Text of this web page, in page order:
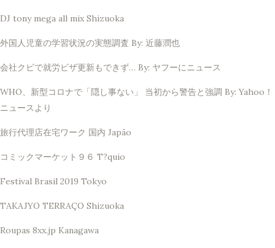
DJ tony mega all mix Shizuoka
外国人児童の学習状況の実態調査 By: 近藤潤也
会社クビで就労ビザ更新もできず… By: ヤフーにニュース
WHO、新型コロナで「隠し事ない」 当初から警告と強調 By: Yahoo！
ニュースより
旅行代理店在宅ワーク 国内 Japão
コミックマーケット９６ T?quio
Festival Brasil 2019 Tokyo
TAKAJYO TERRAÇO Shizuoka
Roupas 8xx.jp Kanagawa